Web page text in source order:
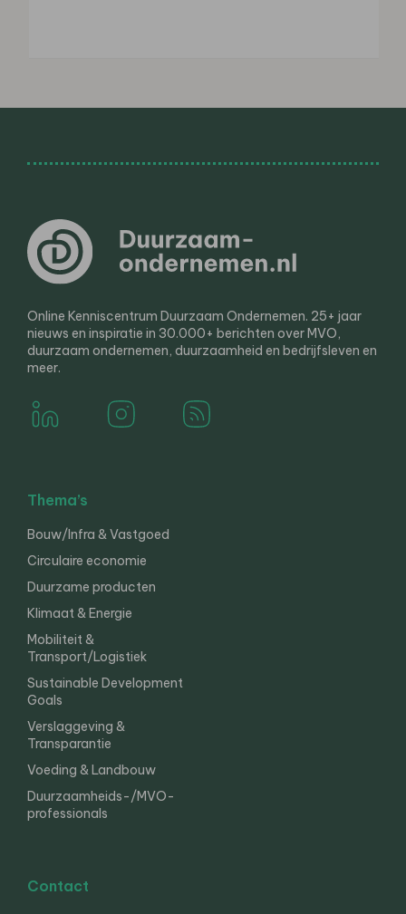
Online Kenniscentrum Duurzaam Ondernemen. 25+ jaar
nieuws en inspiratie in 30.000+ berichten over MVO,
duurzaam ondernemen, duurzaamheid en bedrijfsleven en
meer.
Thema’s
Bouw/Infra & Vastgoed
Circulaire economie
Duurzame producten
Klimaat & Energie
Mobiliteit &
Transport/Logistiek
Sustainable Development
Goals
Verslaggeving &
Transparantie
Voeding & Landbouw
Duurzaamheids-/MVO-
professionals
Contact